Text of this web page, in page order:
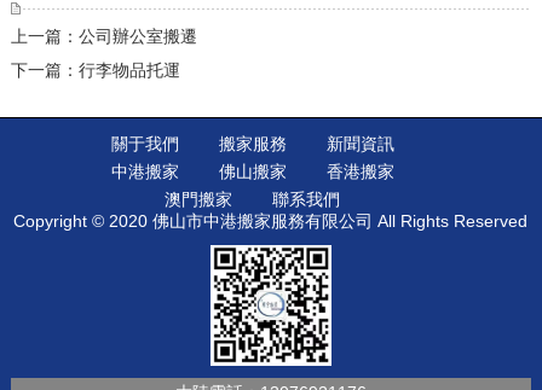
上一篇：公司辦公室搬遷
下一篇：行李物品托運
關于我們 搬家服務
新聞資訊
中港搬家
佛山搬家
香港搬家
澳門搬家
聯系我們
Copyright © 2020 佛山市中港搬家服務有限公司 All Rights Reserved